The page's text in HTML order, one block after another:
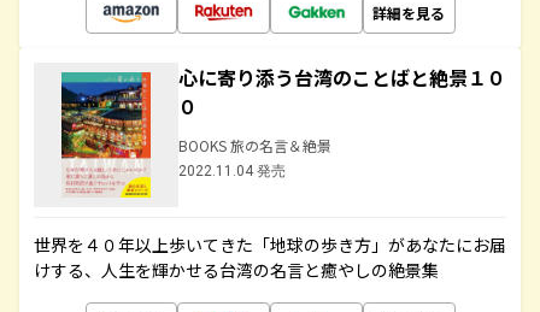
詳細を見る
心に寄り添う台湾のことばと絶景１０
０
BOOKS 旅の名言＆絶景
2022.11.04 発売
世界を４０年以上歩いてきた「地球の歩き方」があなたにお届
けする、人生を輝かせる台湾の名言と癒やしの絶景集